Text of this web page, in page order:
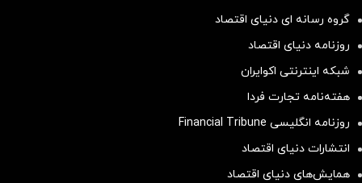
گروه رسانه ای دنیای اقتصاد
روزنامه دنیای اقتصاد
شبکه اینترنتی اکوایران
هفته‌نامه تجارت فردا
روزنامه انگلیسی Financial Tribune
انتشارات دنیای اقتصاد
همایش‌های دنیای اقتصاد